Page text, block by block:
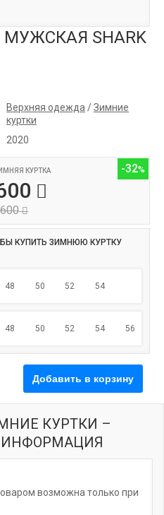
SHARK
Верхняя одежда /Зимние
куртки
2020
-32
КУРТКА
КУПИТЬ ЗИМНЮЮ КУРТКУ
48 50 52 54
48 50 52 54 56
КУРТКИ –
возможна только при